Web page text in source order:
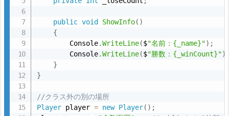
public void ShowInfo( )
{
        Console
.WriteLine($"名前：{_name}") ;
        Console
.WriteLine($"勝数：{_winCount}")
}
}
//クラス外の別の場所
Player player = new Player( ) ;